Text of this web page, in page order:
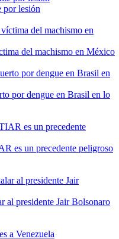
por lesión
del machismo en México
por dengue en Brasil en lo
es un precedente peligroso
al presidente Jair Bolsonaro